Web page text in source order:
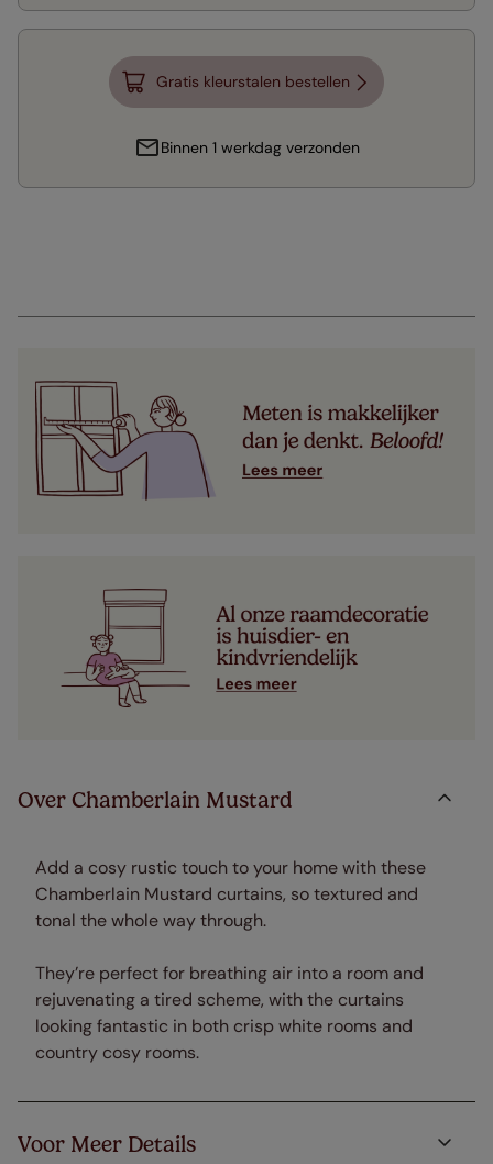
Gratis kleurstalen bestellen
Binnen 1 werkdag verzonden
Over Chamberlain Mustard
Add a cosy rustic touch to your home with these
Chamberlain Mustard curtains, so textured and
tonal the whole way through.
They’re perfect for breathing air into a room and
rejuvenating a tired scheme, with the curtains
looking fantastic in both crisp white rooms and
country cosy rooms.
Voor Meer Details